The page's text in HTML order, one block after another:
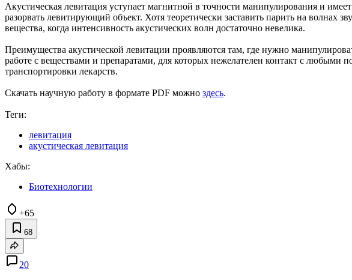
Акустическая левитация уступает магнитной в точности манипулирования и
разорвать левитирующий объект. Хотя теоретически заставить парить на
вещества, когда интенсивность акустических волн достаточно невелика.
Преимущества акустической левитации проявляются там, где нужно
работе с веществами и препаратами, для которых нежелателен контакт с любыми
транспортировки лекарств.
Скачать научную работу в формате PDF можно здесь.
Теги:
левитация
акустическая левитация
Хабы:
Биотехнологии
+65
68
20